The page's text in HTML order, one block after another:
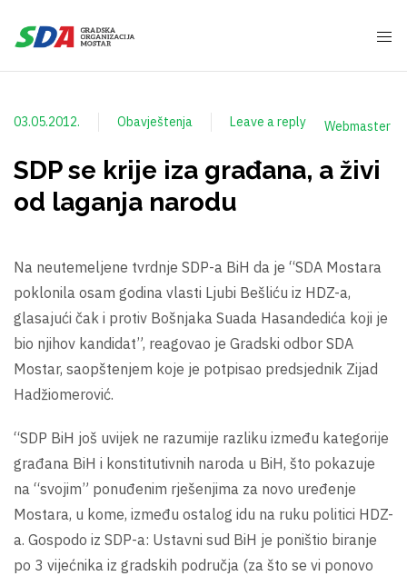
03.05.2012. Obavještenja Leave a reply Webmaster
SDP se krije iza građana, a živi
od laganja narodu
Na neutemeljene tvrdnje SDP-a BiH da je “SDA Mostara
poklonila osam godina vlasti Ljubi Bešliću iz HDZ-a,
glasajući čak i protiv Bošnjaka Suada Hasandedića koji je
bio njihov kandidat”, reagovao je Gradski odbor SDA
Mostar, saopštenjem koje je potpisao predsjednik Zijad
Hadžiomerović.
“SDP BiH još uvijek ne razumije razliku između kategorije
građana BiH i konstitutivnih naroda u BiH, što pokazuje
na “svojim” ponuđenim rješenjima za novo uređenje
Mostara, u kome, između ostalog idu na ruku politici HDZ-
a. Gospodo iz SDP-a: Ustavni sud BiH je poništio biranje
po 3 vijećnika iz gradskih područja (za što se vi ponovo